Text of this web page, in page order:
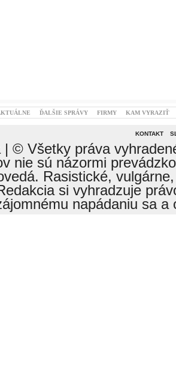
ĎALŠIE SPRÁVY FIRMY KAM VYRAZIŤ
KONTAKT
| © Všetky práva
nie sú názormi
Rasistické,
si vyhradzuje
napádaniu sa